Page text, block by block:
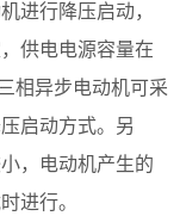
进行降压启动，
供电电源容量在
相异步电动机可采
启动方式。另
，电动机产生的
进行。